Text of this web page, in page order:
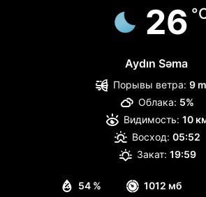
26
Aydın Səma
54 % 1012 мб
Порывы ветра: 9
Облака: 5%
Видимость: 10
Восход: 05:52
Закат: 19:59